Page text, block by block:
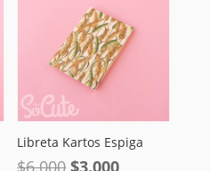
Libreta Kartos Espiga
$6.000 El
$3.000El